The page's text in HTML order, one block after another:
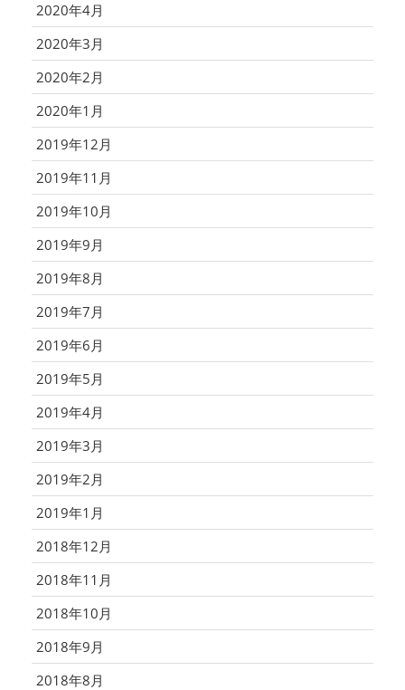
2020年4月
2020年3月
2020年2月
2020年1月
2019年12月
2019年11月
2019年10月
2019年9月
2019年8月
2019年7月
2019年6月
2019年5月
2019年4月
2019年3月
2019年2月
2019年1月
2018年12月
2018年11月
2018年10月
2018年9月
2018年8月